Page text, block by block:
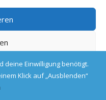
deine Einwilligung benötigt.
Klick auf „Ausblenden“